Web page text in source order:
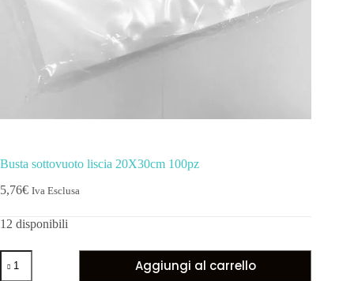
Busta sottovuoto liscia 20X30cm 100pz
5,76€ Iva Esclusa
12 disponibili
Aggiungi al carrello